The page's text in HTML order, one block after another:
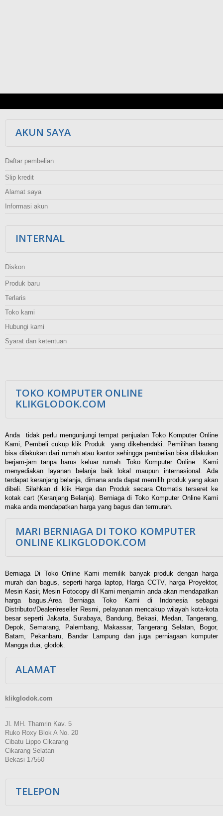
AKUN SAYA
Daftar pembelian
Slip kredit
Alamat saya
Informasi akun
INTERNAL
Diskon
Produk baru
Terlaris
Toko kami
Hubungi kami
Syarat dan ketentuan
TOKO KOMPUTER ONLINE
KLIKGLODOK.COM
Anda tidak perlu mengunjungi tempat penjualan Toko Komputer Online
Kami, Pembeli cukup klik Produk yang dikehendaki. Pemilihan barang
bisa dilakukan dari rumah atau kantor sehingga pembelian bisa dilakukan
berjam-jam tanpa harus keluar rumah. Toko Komputer Online Kami
menyediakan layanan belanja baik lokal maupun internasional. Ada
terdapat keranjang belanja, dimana anda dapat memilih produk yang akan
dibeli. Silahkan di klik Harga dan Produk secara Otomatis terseret ke
kotak cart (Keranjang Belanja). Berniaga di Toko Komputer Online Kami
maka anda mendapatkan harga yang bagus dan termurah.
MARI BERNIAGA DI TOKO KOMPUTER
ONLINE KLIKGLODOK.COM
Berniaga Di Toko Online Kami memilik banyak produk dengan harga
murah dan bagus, seperti harga laptop, Harga CCTV, harga Proyektor,
Mesin Kasir, Mesin Fotocopy dll Kami menjamin anda akan mendapatkan
harga bagus.Area Berniaga Toko Kami di Indonesia sebagai
Distributor/Dealer/reseller Resmi, pelayanan mencakup wilayah kota-kota
besar seperti Jakarta, Surabaya, Bandung, Bekasi, Medan, Tangerang,
Depok, Semarang, Palembang, Makassar, Tangerang Selatan, Bogor,
Batam, Pekanbaru, Bandar Lampung dan juga perniagaan komputer
Mangga dua, glodok.
ALAMAT
klikglodok.com
Jl. MH. Thamrin Kav. 5
Ruko Roxy Blok A No. 20
Cibatu Lippo Cikarang
Cikarang Selatan
Bekasi 17550
TELEPON